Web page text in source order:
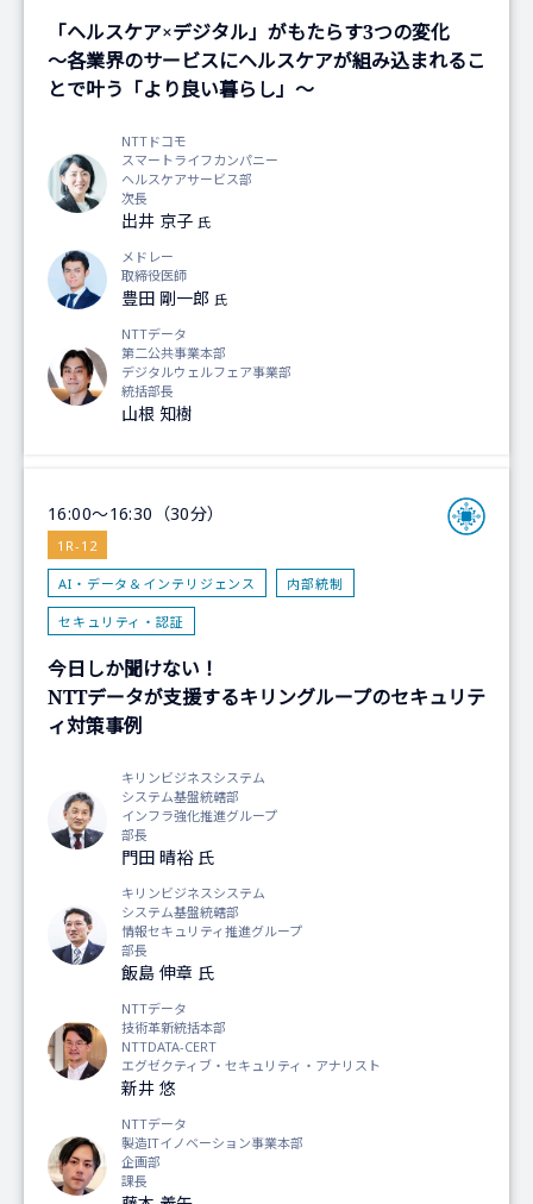
「ヘルスケア×デジタル」がもたらす3つの変化
～各業界のサービスにヘルスケアが組み込まれるこ
とで叶う「より良い暮らし」～
NTTドコモ
スマートライフカンパニー
ヘルスケアサービス部
次長
出井 京子 氏
メドレー
取締役医師
豊田 剛一郎 氏
NTTデータ
第二公共事業本部
デジタルウェルフェア事業部
統括部長
山根 知樹
16:00～16:30（30分）
1R-12
AI・データ＆インテリジェンス 内部統制
セキュリティ・認証
今日しか聞けない！
NTTデータが支援するキリングループのセキュリテ
ィ対策事例
キリンビジネスシステム
システム基盤統轄部
インフラ強化推進グループ
部長
門田 晴裕 氏
キリンビジネスシステム
システム基盤統轄部
情報セキュリティ推進グループ
部長
飯島 伸章 氏
NTTデータ
技術革新統括本部
NTTDATA-CERT
エグゼクティブ・セキュリティ・アナリスト
新井 悠
NTTデータ
製造ITイノベーション事業本部
企画部
課長